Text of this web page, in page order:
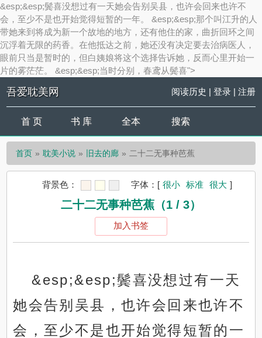
&esp;&esp;鬓喜没想过有一天她会告别吴县，也许会回来也许不
会，至少不是也开始觉得短暂的一年。 &esp;&esp;那个叫江升的人
带她来到将成为新一个故地的地方，还有他住的家，曲折回环之间
沉浮着无限的药香。在他抵达之前，她还没有决定要去治病医人，
眼前只当是暂时的，但白姨娘将这个选择告诉她，反而心里开始一
片的雾茫茫。 &esp;&esp;当时分别，春鸢从鬓喜">
吾爱耽美网 阅读历史 | 登录| 注册
首 页 书 库 全本 搜索
首页 耽美小说 旧去的廊 二十二无事种芭蕉
背景色： 字体： [ 很小 标准 很大 ]
二十二无事种芭蕉（1 / 3）
加入书签
&esp;&esp;鬓喜没想过有一天
她会告别吴县，也许会回来也许不
会，至少不是也开始觉得短暂的一